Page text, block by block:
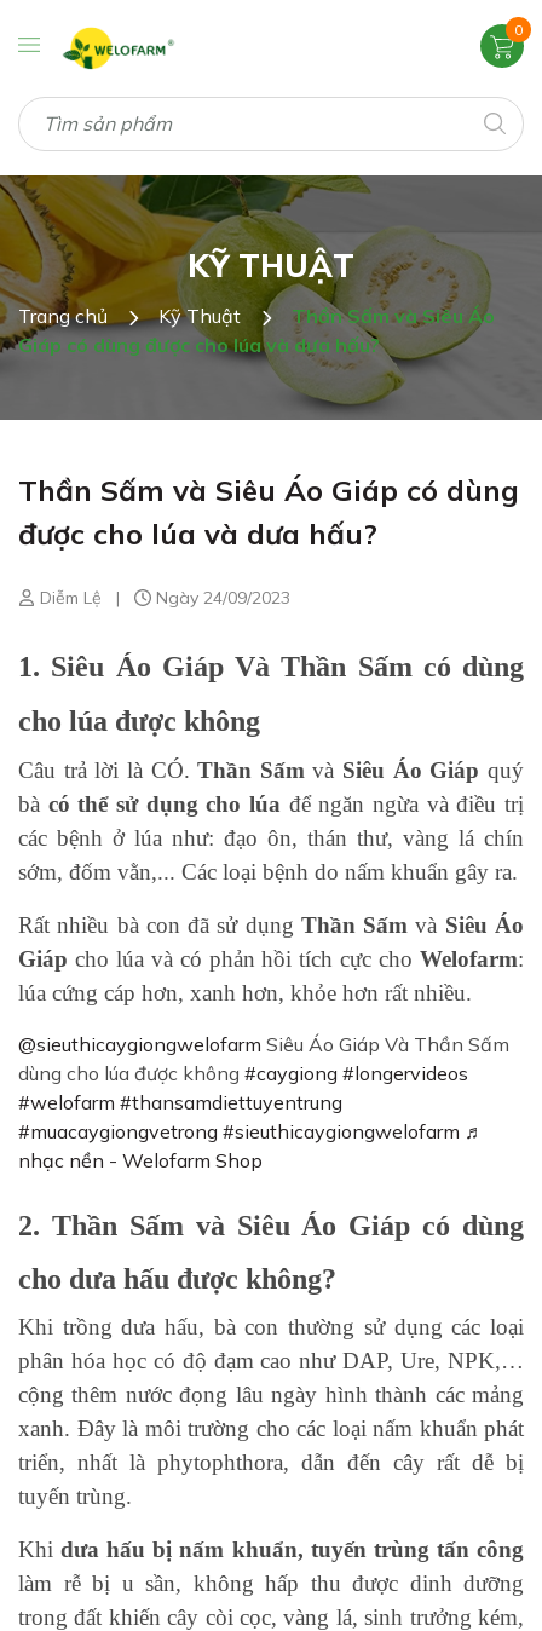
0
KỸ THUẬT
Trang chủ Kỹ Thuật
Thần Sấm và Siêu Áo
Giáp có dùng được cho lúa và dưa hấu?
Thần Sấm và Siêu Áo Giáp có dùng
được cho lúa và dưa hấu?
Diễm Lệ | Ngày 24/09/2023
1. Siêu Áo Giáp Và Thần Sấm có dùng
cho lúa được không
Câu trả lời là CÓ.Thần Sấm và Siêu Áo Giáp quý
bà có thể sử dụng cho lúa để ngăn ngừa và điều trị
các bệnh ở lúa như: đạo ôn, thán thư, vàng lá chín
sớm, đốm vằn,... Các loại bệnh do nấm khuẩn gây ra.
Rất nhiều bà con đã sử dụng Thần Sấmvà Siêu Áo
Giáp cho lúa và có phản hồi tích cực cho Welofarm:
lúa cứng cáp hơn, xanh hơn, khỏe hơn rất nhiều.
@sieuthicaygiongwelofarm Siêu Áo Giáp Và Thần Sấm
dùng cho lúa được không #caygiong #longervideos
#welofarm #thansamdiettuyentrung
#muacaygiongvetrong #sieuthicaygiongwelofarm ♬
nhạc nền - Welofarm Shop
2. Thần Sấm và Siêu Áo Giáp có dùng
cho dưa hấu được không?
Khi trồng dưa hấu, bà con thường sử dụng các loại
phân hóa học có độ đạm cao như DAP, Ure, NPK,…
cộng thêm nước đọng lâu ngày hình thành các mảng
xanh. Đây là môi trường cho các loại nấm khuẩn phát
triển, nhất là phytophthora, dẫn đến cây rất dễ bị
tuyến trùng.
Khidưa hấu bị nấm khuẩn, tuyến trùng tấn công
làm rễ bị u sần, không hấp thu được dinh dưỡng
trong đất khiến cây còi cọc, vàng lá, sinh trưởng kém,